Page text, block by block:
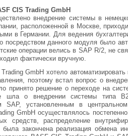
CIS Trading GmbH
внедрение системы в
расположенной в Москве,
в Германии. Для ведения
данного модуля было
операции велись в SAP R/2, не
фактически вручную.
GmbH хотело автоматизировать
поэтому встал вопрос о
принято решение о переходе на
шла о внедрении системы типа
SAP, установленным в
GmbH осуществлялось
средств, распределение
закончена реализация обмена